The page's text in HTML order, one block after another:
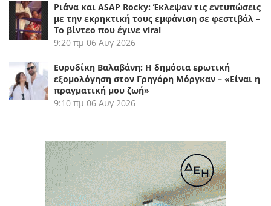
Ριάνα και ASAP Rocky: Έκλεψαν τις εντυπώσεις
με την εκρηκτική τους εμφάνιση σε φεστιβάλ –
Το βίντεο που έγινε viral
9:20 πμ 06 Αυγ 2026
Ευρυδίκη Βαλαβάνη: Η δημόσια ερωτική
εξομολόγηση στον Γρηγόρη Μόργκαν – «Είναι η
πραγματική μου ζωή»
9:10 πμ 06 Αυγ 2026